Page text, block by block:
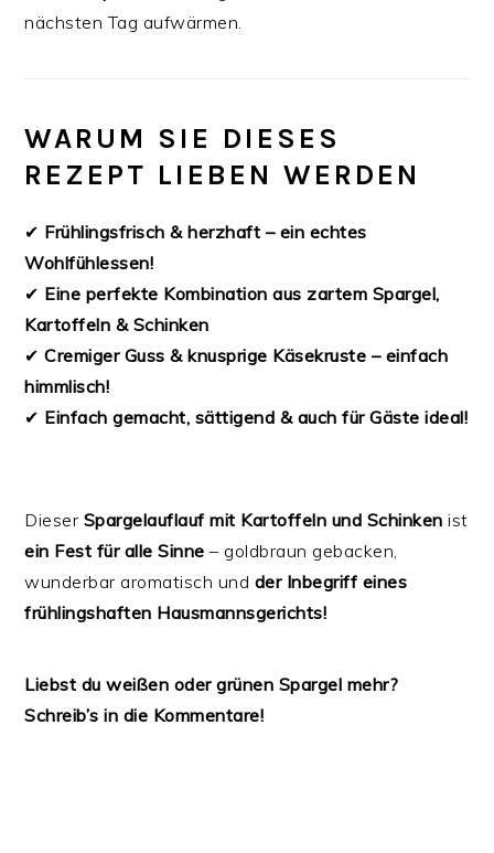
nächsten Tag aufwärmen.
WARUM SIE DIESES
REZEPT LIEBEN WERDEN
✔ Frühlingsfrisch & herzhaft – ein echtes
Wohlfühlessen!
✔ Eine perfekte Kombination aus zartem Spargel,
Kartoffeln & Schinken
✔Cremiger Guss & knusprige Käsekruste – einfach
himmlisch!
✔ Einfach gemacht, sättigend & auch für Gäste ideal!
Dieser Spargelauflauf mit Kartoffeln und Schinken ist
ein Fest für alle Sinne – goldbraun gebacken,
wunderbar aromatisch und der Inbegriff eines
frühlingshaften Hausmannsgerichts!
Liebst du weißen oder grünen Spargel mehr?
Schreib’s in die Kommentare!